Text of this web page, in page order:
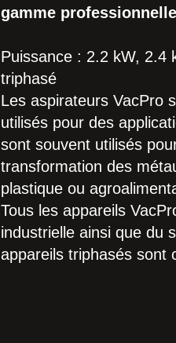
gamme
Puissance : 2.2 kW, 2.4
triphasé
Les aspirateurs VacPro
utilisés pour des
sont souvent utilisés
transformation des
plastique ou
Tous les appareils
industrielle ainsi que du
appareils triphasés sont